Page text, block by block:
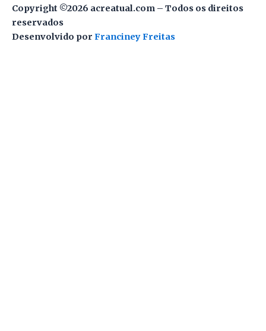
Copyright ©2026 acreatual.com – Todos os direitos
reservados
Desenvolvido por Franciney Freitas